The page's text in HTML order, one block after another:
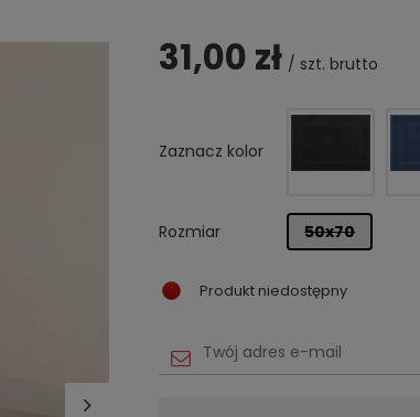
31,00 zł / szt. brutto
Zaznacz kolor
Rozmiar 50x70
Produkt niedostępny